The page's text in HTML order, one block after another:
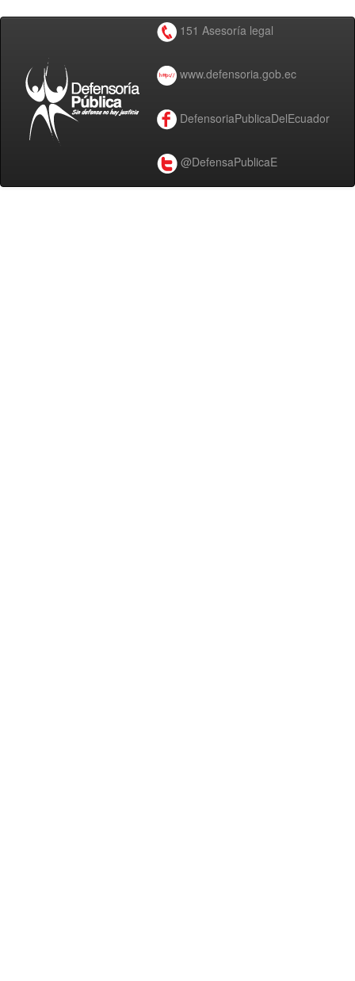
151 Asesoría legal
www.defensoria.gob.ec
DefensoriaPublicaDelEcuador
@DefensaPublicaE